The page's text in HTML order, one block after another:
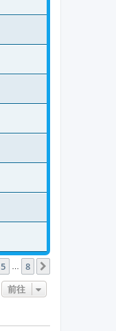
5 8
前往